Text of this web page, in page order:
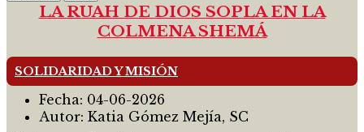
LA RUAH DE DIOS SOPLA EN LA
COLMENA SHEMÁ
SOLIDARIDAD Y MISIÓN
Fecha: 04-06-2026
Autor: Katia Gómez Mejía, SC